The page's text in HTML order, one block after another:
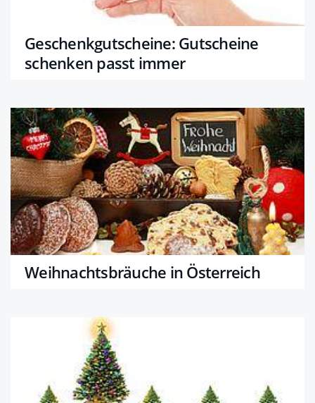
Geschenkgutscheine: Gutscheine
schenken passt immer
Weihnachtsbräuche in Österreich